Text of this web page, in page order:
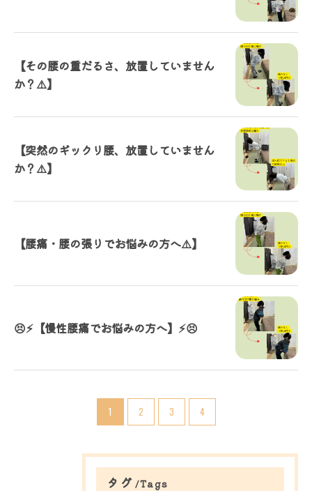
【その腰の重だるさ、放置していません
か？⚠️】
【突然のギックリ腰、放置していません
か？⚠️】
【腰痛・腰の張りでお悩みの方へ⚠️】
😣⚡【慢性腰痛でお悩みの方へ】⚡😣
1 2 3 4
タグ Tags
ご予約はこちら